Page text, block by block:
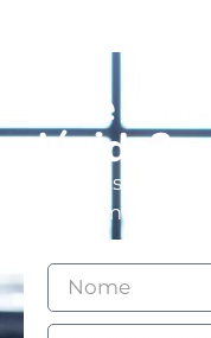
Você
dúvida?
Deixe os seus
entrar em